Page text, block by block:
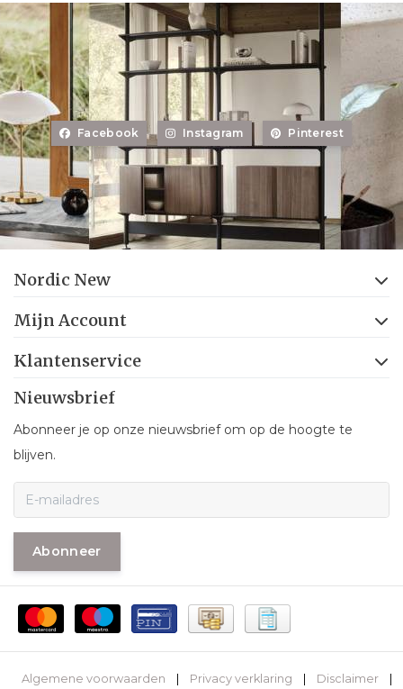
Facebook Instagram Pinterest
Nordic New
Mijn Account
Klantenservice
Nieuwsbrief
Abonneer je op onze nieuwsbrief om op de hoogte te
blijven.
Abonneer
Algemene voorwaarden Privacy verklaring Disclaimer